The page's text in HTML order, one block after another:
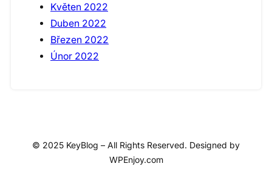
Květen 2022
Duben 2022
Březen 2022
Únor 2022
© 2025 KeyBlog – All Rights Reserved. Designed by
WPEnjoy.com